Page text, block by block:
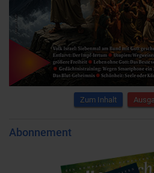
Zum Inhalt
Abonnement